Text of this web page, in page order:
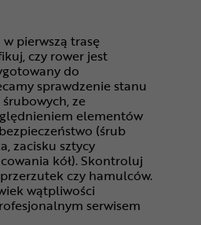
pierwszą trasę
czy rower jest
do
sprawdzenie stanu
ze
elementów
(śrub
zacisku sztycy
kół). Skontroluj
czy hamulców.
wątpliwości
serwisem